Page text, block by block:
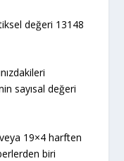
değeri 13148
sayısal değeri
19×4 harften
biri